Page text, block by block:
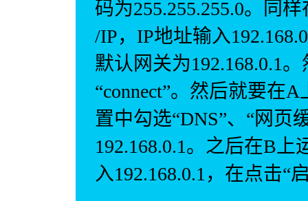
码为255.255.255.0。同
/IP，IP地址输入
默认网关为192.168.0.1
“connect”。然后就要在
置中勾选“DNS”、“网页
192.168.0.1。之后在B
入192.168.0.1，在点击“